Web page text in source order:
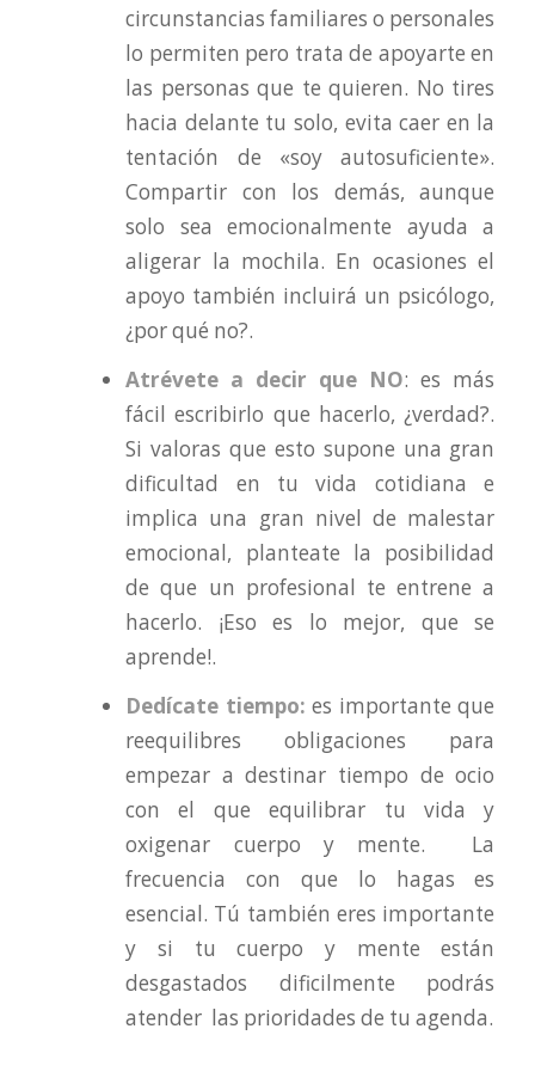
circunstancias familiares o personales
lo permiten pero trata de apoyarte en
las personas que te quieren. No tires
hacia delante tu solo, evita caer en la
tentación de «soy autosuficiente».
Compartir con los demás, aunque
solo sea emocionalmente ayuda a
aligerar la mochila. En ocasiones el
apoyo también incluirá un psicólogo,
¿por qué no?.
Atrévete a decir que NO: es más
fácil escribirlo que hacerlo, ¿verdad?.
Si valoras que esto supone una gran
dificultad en tu vida cotidiana e
implica una gran nivel de malestar
emocional, planteate la posibilidad
de que un profesional te entrene a
hacerlo. ¡Eso es lo mejor, que se
aprende!.
Dedícate tiempo: es importante que
reequilibres obligaciones para
empezar a destinar tiempo de ocio
con el que equilibrar tu vida y
oxigenar cuerpo y mente. La
frecuencia con que lo hagas es
esencial. Tú también eres importante
y si tu cuerpo y mente están
desgastados dificilmente podrás
atender las prioridades de tu agenda.